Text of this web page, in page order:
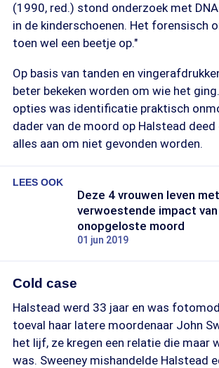
(1990, red.) stond onderzoek met
in de kinderschoenen. Het forensisch
toen wel een beetje op."
Op basis van tanden en
beter bekeken worden om wie het
opties was identificatie praktisch
dader van de moord op Halstead deed
alles aan om niet gevonden worden.
LEES OOK
Deze 4 vrouwen leven
verwoestende impact van
onopgeloste moord
01 jun 2019
Cold case
Halstead werd 33 jaar en was
toeval haar latere moordenaar John
het lijf, ze kregen een relatie die maar
was. Sweeney mishandelde Halstead